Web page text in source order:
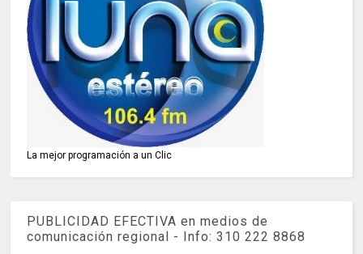
La mejor programación a un Clic
PUBLICIDAD EFECTIVA en medios de
comunicación regional - Info: 310 222 8868